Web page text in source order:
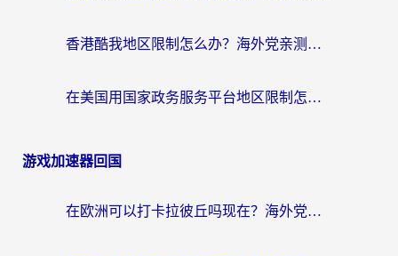
香港酷我地区限制怎么办？海外党亲测有效的回国加速方案来了
在美国用国家政务服务平台地区限制怎么办？海外华人必备的突破攻略（附追剧看片技巧）
游戏加速器回国
在欧洲可以打卡拉彼丘吗现在？海外党国服游戏加速器终极避坑指南